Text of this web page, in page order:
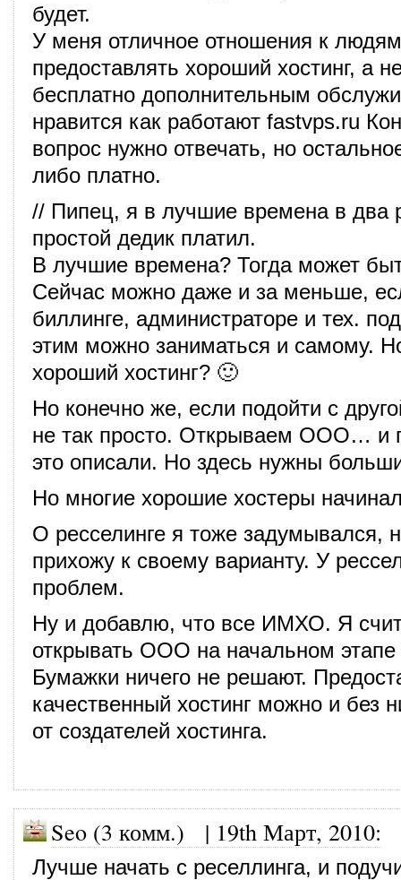
будет.
У меня отличное отношения к
предоставлять хороший хостинг, а
бесплатно дополнительным
нравится как работают fastvps.ru
вопрос нужно отвечать, но
либо платно.
// Пипец, я в лучшие времена в два
простой дедик платил.
В лучшие времена? Тогда может
Сейчас можно даже и за меньше,
биллинге, администраторе и тех.
этим можно заниматься и самому.
хороший хостинг? 🙂
Но конечно же, если подойти с
не так просто. Открываем ООО… и
это описали. Но здесь нужны
Но многие хорошие хостеры
О ресселинге я тоже задумывался,
прихожу к своему варианту. У
проблем.
Ну и добавлю, что все ИМХО. Я
открывать ООО на начальном
Бумажки ничего не решают.
качественный хостинг можно и без
от создателей хостинга.
Seo (3 комм.) | 19th Март, 2010:
Лучше начать с реселлинга, и